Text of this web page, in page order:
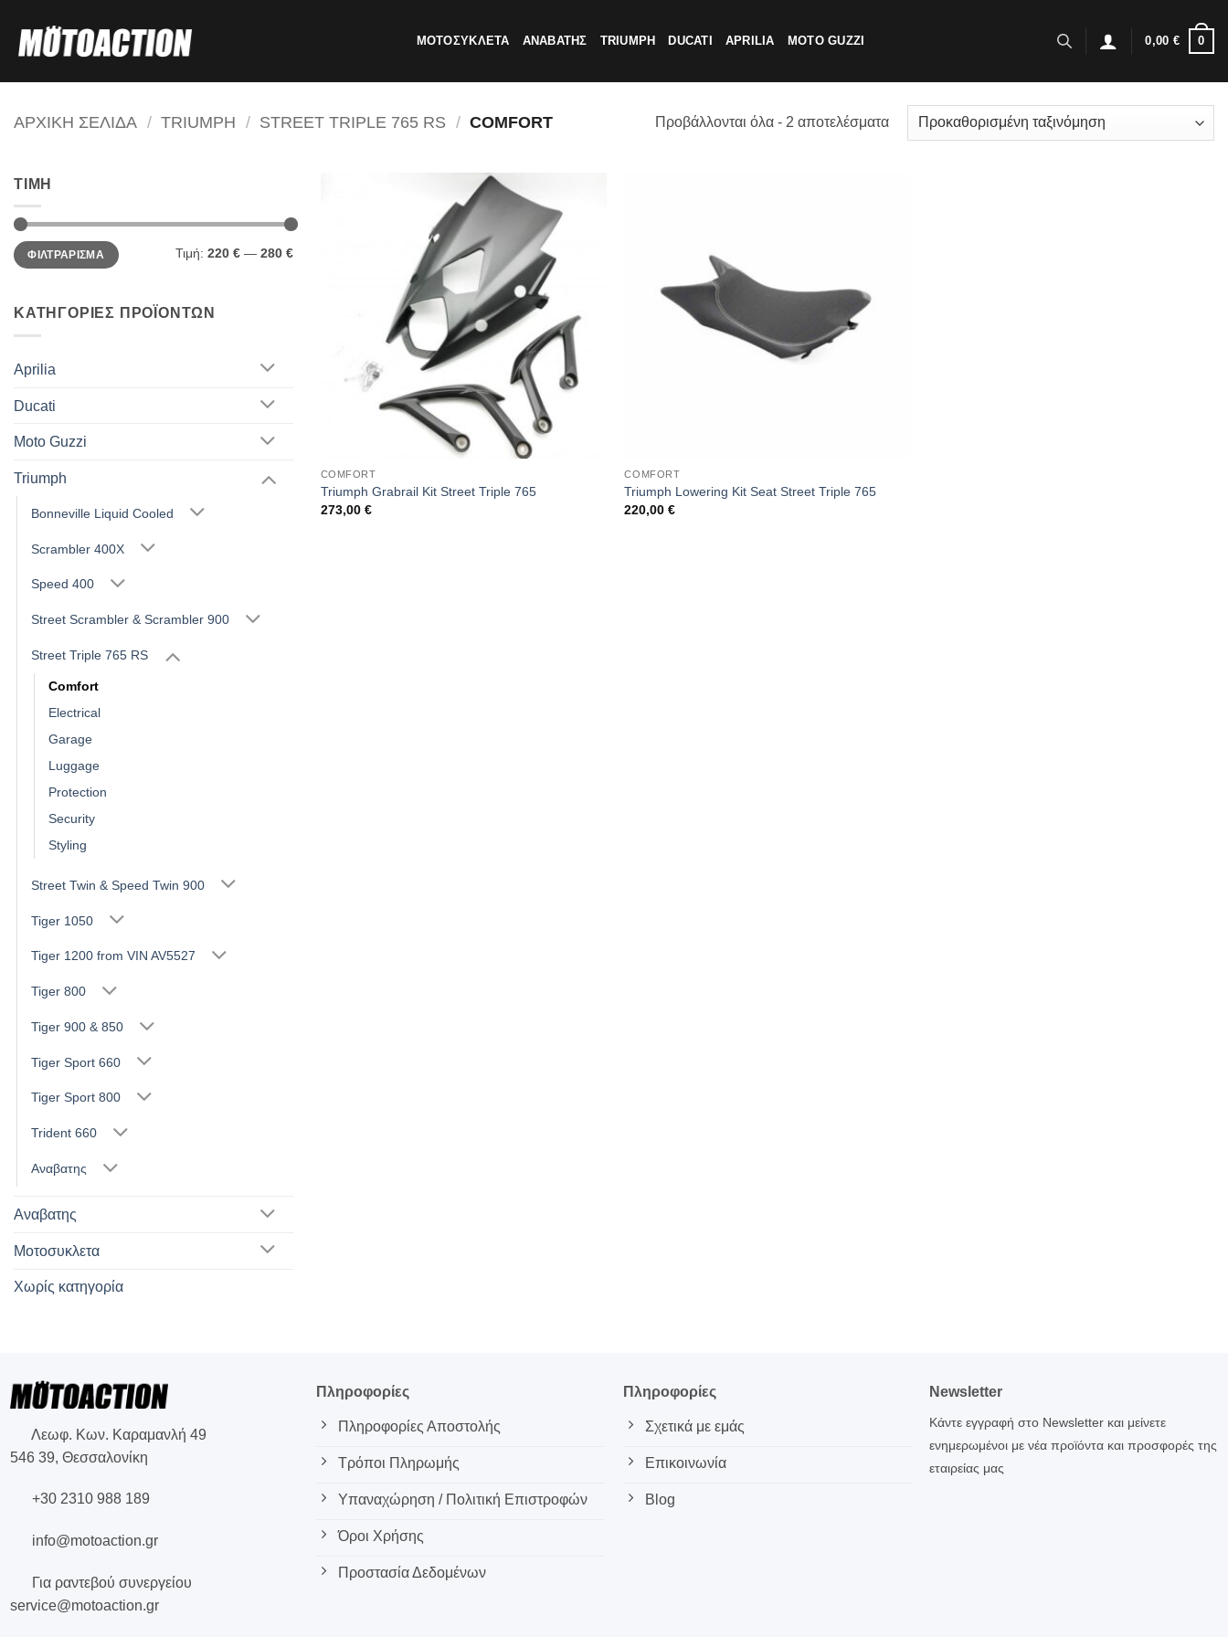
στο
περιεχόμενο
ΜΟΤΟΣΥΚΛΕΤΑ ΑΝΑΒΑΤΗΣ TRIUMPH DUCATI APRILIA MOTO GUZZI 0,00 € 0
ΑΡΧΙΚΗ ΣΕΛΙΔΑ / TRIUMPH / STREET TRIPLE 765 RS / COMFORT Προβάλλονται όλα - 2 αποτελέσματα
ΤΙΜΗ
Ελάχιστη
τιμή
Μέγιστη
τιμήΦΙΛΤΡΑΡΙΣΜΑ Τιμή: 220 € — 280 €
ΚΑΤΗΓΟΡΙΕΣ ΠΡΟΪΟΝΤΩΝ
Aprilia
Ducati
Moto Guzzi
Triumph
Bonneville Liquid Cooled
Scrambler 400X
Speed 400
Street Scrambler & Scrambler 900
Street Triple 765 RS
Comfort
Electrical
Garage
Luggage
Protection
Security
Styling
Street Twin & Speed Twin 900
Tiger 1050
Tiger 1200 from VIN AV5527
Tiger 800
Tiger 900 & 850
Tiger Sport 660
Tiger Sport 800
Trident 660
Αναβατης
Αναβατης
Μοτοσυκλετα
Χωρίς κατηγορία
COMFORT
Triumph Grabrail Kit Street Triple 765
273,00 €
COMFORT
Triumph Lowering Kit Seat Street Triple 765
220,00€
Λεωφ. Κων. Καραμανλή 49
546 39, Θεσσαλονίκη
+30 2310 988 189
info@motoaction.gr
Για ραντεβού συνεργείου
service@motoaction.gr
Πληροφορίες
Πληροφορίες Αποστολής
Τρόποι Πληρωμής
Υπαναχώρηση / Πολιτική Επιστροφών
Όροι Χρήσης
Προστασία Δεδομένων
Πληροφορίες
Σχετικά με εμάς
Επικοινωνία
Blog
Newsletter
Κάντε εγγραφή στο Newsletter και μείνετε
ενημερωμένοι με νέα προϊόντα και προσφορές της
εταιρείας μας